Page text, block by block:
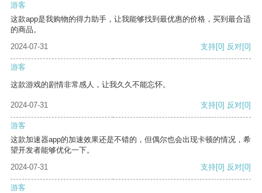
游客
这款app是我购物的得力助手，让我能够找到最优惠的价格，买到最合适
的商品。
2024-07-31
支持[0] 反对[0]
游客
这款游戏的剧情非常感人，让我久久不能忘怀。
2024-07-31 支持[0] 反对[0]
游客
这款加速器app的加速效果还是不错的，但偶尔也会出现卡顿的情况，希
望开发者能够优化一下。
2024-07-31
支持[0] 反对[0]
游客